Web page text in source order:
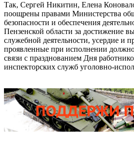
Так, Сергей Никитин, Елена
поощрены правами Министерства
безопасности и обеспечения
Пензенской области за достижение
служебной деятельности, усердие и
проявленные при исполнении
связи с празднованием Дня
инспекторских служб уголовно-